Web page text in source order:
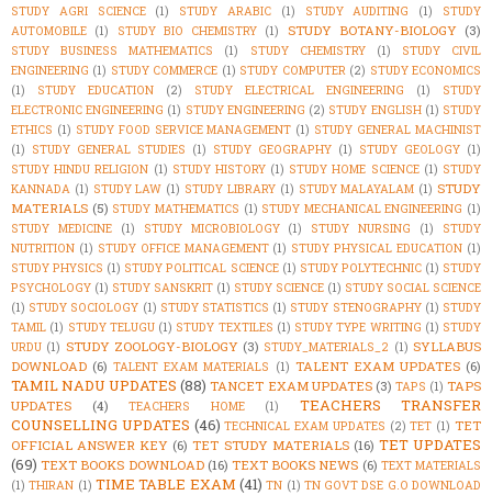
STUDY AGRI SCIENCE
(1) STUDY ARABIC (1) STUDY AUDITING (1)
STUDY
AUTOMOBILE (1) STUDY BIO CHEMISTRY (1) STUDY BOTANY-BIOLOGY (3)
STUDY BUSINESS MATHEMATICS (1) STUDY CHEMISTRY (1)
STUDY CIVIL
ENGINEERING (1) STUDY COMMERCE (1) STUDY COMPUTER (2) STUDY ECONOMICS
(1)
STUDY EDUCATION (2) STUDY ELECTRICAL ENGINEERING (1)
STUDY
ELECTRONIC ENGINEERING (1) STUDY ENGINEERING (2) STUDY ENGLISH (1) STUDY
ETHICS (1) STUDY FOOD SERVICE MANAGEMENT (1) STUDY GENERAL MACHINIST
(1) STUDY GENERAL STUDIES (1) STUDY GEOGRAPHY (1) STUDY GEOLOGY (1)
STUDY HINDU RELIGION (1) STUDY HISTORY (1) STUDY HOME SCIENCE (1) STUDY
KANNADA (1) STUDY LAW (1) STUDY LIBRARY (1) STUDY MALAYALAM (1) STUDY
MATERIALS (5) STUDY MATHEMATICS (1) STUDY MECHANICAL ENGINEERING (1)
STUDY MEDICINE
(1) STUDY MICROBIOLOGY (1) STUDY NURSING (1)
STUDY
NUTRITION (1) STUDY OFFICE MANAGEMENT (1) STUDY PHYSICAL EDUCATION (1)
STUDY PHYSICS (1) STUDY POLITICAL SCIENCE (1) STUDY POLYTECHNIC (1) STUDY
PSYCHOLOGY (1) STUDY SANSKRIT (1) STUDY SCIENCE (1) STUDY SOCIAL SCIENCE
(1) STUDY SOCIOLOGY (1) STUDY STATISTICS (1) STUDY STENOGRAPHY (1) STUDY
TAMIL (1) STUDY TELUGU (1) STUDY TEXTILES (1) STUDY TYPE WRITING (1) STUDY
URDU (1) STUDY ZOOLOGY-BIOLOGY (3) STUDY_MATERIALS_2 (1) SYLLABUS
DOWNLOAD (6) TALENT EXAM MATERIALS (1) TALENT EXAM UPDATES (6)
TAMIL NADU UPDATES (88) TANCET EXAM UPDATES (3) TAPS (1) TAPS
UPDATES
(4) TEACHERS HOME (1)
TEACHERS TRANSFER
COUNSELLING UPDATES (46) TECHNICAL EXAM UPDATES (2) TET (1) TET
OFFICIAL ANSWER KEY (6) TET STUDY MATERIALS (16) TET UPDATES
(69) TEXT BOOKS DOWNLOAD (16) TEXT BOOKS NEWS (6) TEXT MATERIALS
(1) THIRAN (1) TIME TABLE EXAM (41) TN (1) TN GOVT DSE G.O DOWNLOAD